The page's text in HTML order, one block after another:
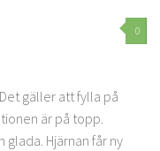
0
gäller att fylla på
är på topp.
Hjärnan får ny